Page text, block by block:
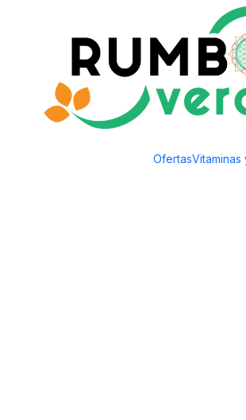
OfertasVitaminas
Envío gratis por compras sobre los 59.990 en la provincia
Bebidas Naturales Té, Café y Mate Té Earl